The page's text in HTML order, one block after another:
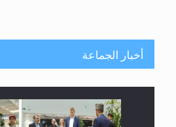
أخبار الجماعة